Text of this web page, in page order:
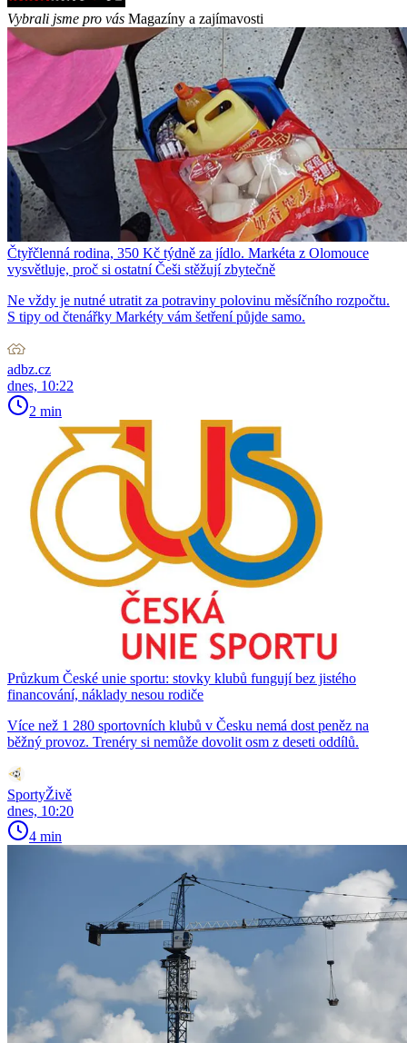
Vybrali jsme pro vás Magazíny a zajímavosti
Čtyřčlenná rodina, 350 Kč týdně za jídlo. Markéta z Olomouce
vysvětluje, proč si ostatní Češi stěžují zbytečně
Ne vždy je nutné utratit za potraviny polovinu měsíčního rozpočtu.
S tipy od čtenářky Markéty vám šetření půjde samo.
adbz.cz
dnes, 10:22
2 min
Průzkum České unie sportu: stovky klubů fungují bez jistého
financování, náklady nesou rodiče
Více než 1 280 sportovních klubů v Česku nemá dost peněz na
běžný provoz. Trenéry si nemůže dovolit osm z deseti oddílů.
SportyŽivě
dnes, 10:20
4 min